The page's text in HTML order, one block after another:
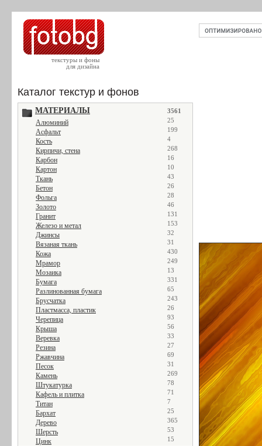
текстуры и фоны
для дизайна
Каталог текстур и фонов
МАТЕРИАЛЫ 3561
Алюминий 25
Асфальт 199
Кость 4
Кирпичи, стена 268
Карбон 16
Картон 10
Ткань 43
Бетон 26
Фольга 28
Золото 46
Гранит 131
Железо и метал 153
Джинсы 32
Вязаная ткань 31
Кожа 430
Мрамор 249
Мозаика 13
Бумага 331
Разлинованная бумага 65
Брусчатка 243
Пластмасса, пластик 26
Черепица 93
Крыша 56
Веревка 33
Резина 27
Ржавчина 69
Песок 31
Камень 269
Штукатурка 78
Кафель и плитка 71
Титан 7
Бархат 25
Дерево 365
Шерсть 53
Цинк 15